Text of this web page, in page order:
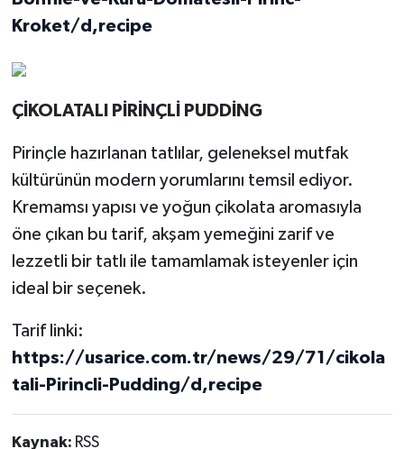
Kroket/d,recipe
ÇİKOLATALI PİRİNÇLİ PUDDİNG
Pirinçle hazırlanan tatlılar, geleneksel mutfak
kültürünün modern yorumlarını temsil ediyor.
Kremamsı yapısı ve yoğun çikolata aromasıyla
öne çıkan bu tarif, akşam yemeğini zarif ve
lezzetli bir tatlı ile tamamlamak isteyenler için
ideal bir seçenek.
Tarif linki:
https://usarice.com.tr/news/29/71/cikola
tali-Pirincli-Pudding/d,recipe
Kaynak: RSS